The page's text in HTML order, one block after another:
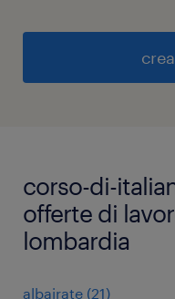
corso-di-
offerte di
lombardia
albairate (21)